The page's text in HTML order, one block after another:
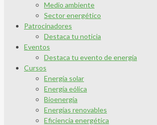
Medio ambiente
Sector energético
Patrocinadores
Destaca tu noticia
Eventos
Destaca tu evento de energía
Cursos
Energía solar
Energía eólica
Bioenergía
Energías renovables
Eficiencia energética